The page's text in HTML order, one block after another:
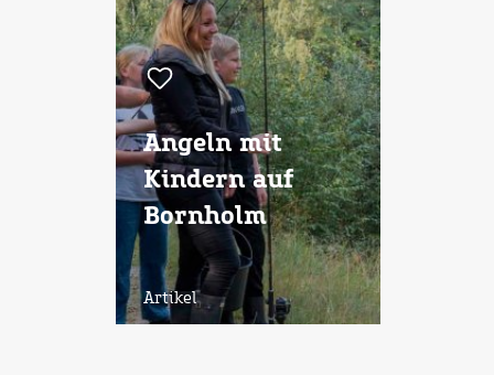
Angeln mit
Kindern auf
Bornholm
Artikel